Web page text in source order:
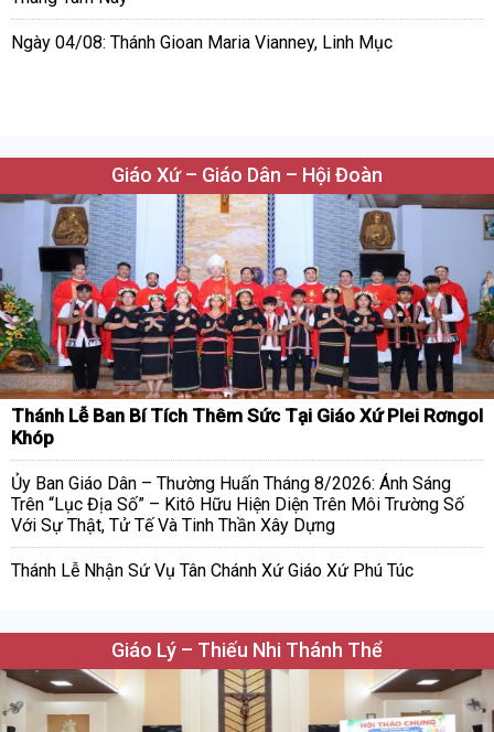
Ngày 04/08: Thánh Gioan Maria Vianney, Linh Mục
Giáo Xứ – Giáo Dân – Hội Đoàn
Thánh Lễ Ban Bí Tích Thêm Sức Tại Giáo Xứ Plei Rơngol
Khóp
Ủy Ban Giáo Dân – Thường Huấn Tháng 8/2026: Ánh Sáng
Trên “Lục Địa Số” – Kitô Hữu Hiện Diện Trên Môi Trường Số
Với Sự Thật, Tử Tế Và Tinh Thần Xây Dựng
Thánh Lễ Nhận Sứ Vụ Tân Chánh Xứ Giáo Xứ Phú Túc
Giáo Lý – Thiếu Nhi Thánh Thể